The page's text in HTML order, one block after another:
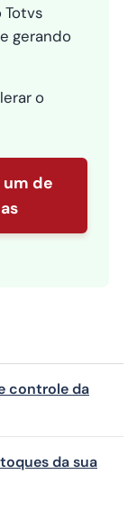
Totvs
gerando
o
um de
controle da
da sua